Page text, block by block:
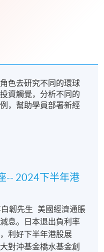
色去研究不同的環球
資觸覺，分析不同的
，幫助學員部署新經
-- 2024下半年港
韌先生 美國經濟通脹
息。日本退出負利率
利好下半年港股展
對沖基金橋水基金創